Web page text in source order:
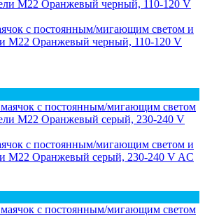
с постоянным/мигающим светом и
M22 Оранжевый черный, 110-120 V
с постоянным/мигающим светом и
M22 Оранжевый серый, 230-240 V AC